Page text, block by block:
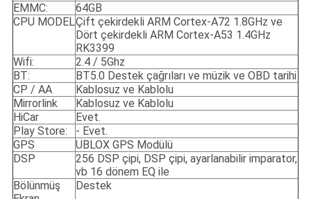
EMMC:
64GB
CPU MODELÇift çekirdekli ARM Cortex-A72 1.8GHz ve
Dört çekirdekli ARM Cortex-A53 1.4GHz
RK3399
Wifi:
2.4 / 5Ghz
BT:
BT5.0 Destek çağrıları ve müzik ve OBD tarihi
CP / AA
Kablosuz ve Kablolu
Mirrorlink
Kablosuz ve Kablolu
HiCar
Evet.
Play Store:
- Evet.
GPS
UBLOX GPS Modülü
DSP
256 DSP çipi, DSP çipi, ayarlanabilir imparator,
vb 16 dönem EQ ile
Bölünmüş
Destek